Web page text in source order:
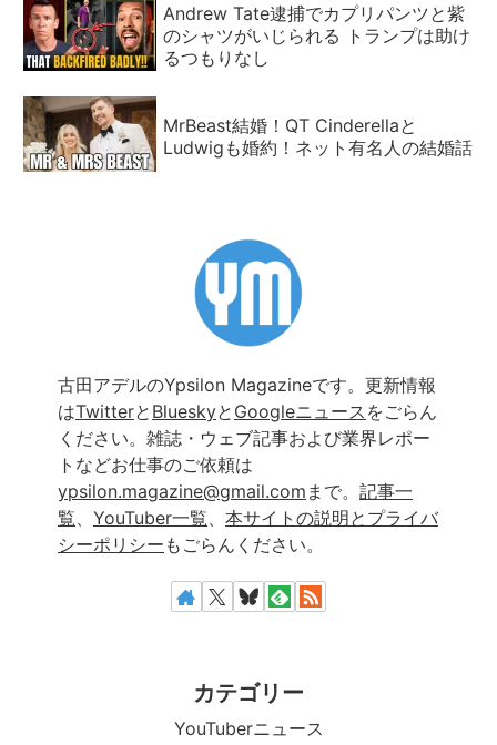
Andrew Tate逮捕でカプリパンツと紫
のシャツがいじられる トランプは助け
るつもりなし
MrBeast結婚！QT Cinderellaと
Ludwigも婚約！ネット有名人の結婚話
古田アデルのYpsilon Magazineです。更新情報
はTwitterと Blueskyと Googleニュース をごらん
ください。雑誌・ウェブ記事および業界レポー
トなどお仕事のご依頼は
ypsilon.magazine@gmail.com まで。 記事一
覧、 YouTuber一覧、 本サイトの説明とプライバ
シーポリシー もごらんください。
カテゴリー
YouTuberニュース